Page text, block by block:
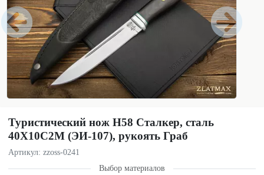
Туристический нож Н58 Сталкер, сталь
40Х10С2М (ЭИ-107), рукоять Граб
Артикул: zzoss-0241
Выбор материалов